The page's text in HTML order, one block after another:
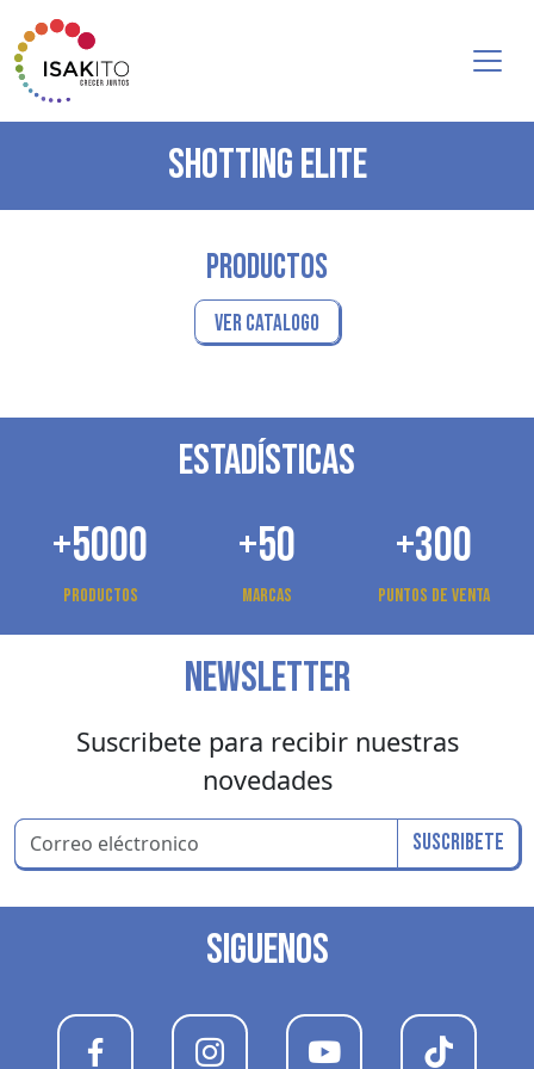
SHOTTING ELITE
PRODUCTOS
VER CATALOGO
ESTADÍSTICAS
+5000
Productos
+50
Marcas
+300
Puntos de venta
NEWSLETTER
Suscribete para recibir nuestras
novedades
Suscribete
SIGUENOS